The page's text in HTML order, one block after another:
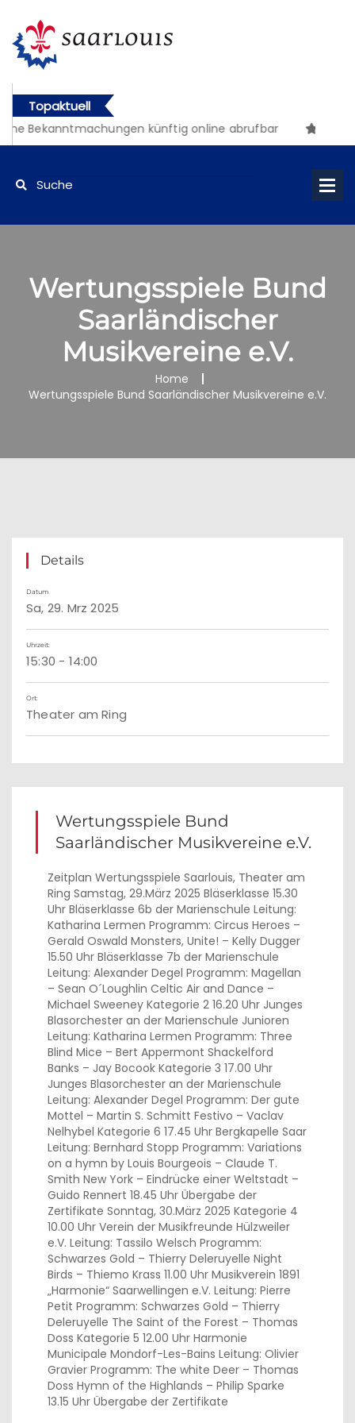
Topaktuell
Bekanntmachungen künftig online abrufbar
Wertungsspiele Bund
Saarländischer
Musikvereine e.V.
Home
Wertungsspiele Bund Saarländischer Musikvereine e.V.
Details
Datum
Sa, 29. Mrz 2025
Uhrzeit:
15:30 - 14:00
Ort:
Theater am Ring
Wertungsspiele Bund
Saarländischer Musikvereine e.V.
Zeitplan Wertungsspiele Saarlouis, Theater am
Ring Samstag, 29.März 2025 Bläserklasse 15.30
Uhr Bläserklasse 6b der Marienschule Leitung:
Katharina Lermen Programm: Circus Heroes –
Gerald Oswald Monsters, Unite! – Kelly Dugger
15.50 Uhr Bläserklasse 7b der Marienschule
Leitung: Alexander Degel Programm: Magellan
– Sean O´Loughlin Celtic Air and Dance –
Michael Sweeney Kategorie 2 16.20 Uhr Junges
Blasorchester an der Marienschule Junioren
Leitung: Katharina Lermen Programm: Three
Blind Mice – Bert Appermont Shackelford
Banks – Jay Bocook Kategorie 3 17.00 Uhr
Junges Blasorchester an der Marienschule
Leitung: Alexander Degel Programm: Der gute
Mottel – Martin S. Schmitt Festivo – Vaclav
Nelhybel Kategorie 6 17.45 Uhr Bergkapelle Saar
Leitung: Bernhard Stopp Programm: Variations
on a hymn by Louis Bourgeois – Claude T.
Smith New York – Eindrücke einer Weltstadt –
Guido Rennert 18.45 Uhr Übergabe der
Zertifikate Sonntag, 30.März 2025 Kategorie 4
10.00 Uhr Verein der Musikfreunde Hülzweiler
e.V. Leitung: Tassilo Welsch Programm:
Schwarzes Gold – Thierry Deleruyelle Night
Birds – Thiemo Krass 11.00 Uhr Musikverein 1891
„Harmonie“ Saarwellingen e.V. Leitung: Pierre
Petit Programm: Schwarzes Gold – Thierry
Deleruyelle The Saint of the Forest – Thomas
Doss Kategorie 5 12.00 Uhr Harmonie
Municipale Mondorf-Les-Bains Leitung: Olivier
Gravier Programm: The white Deer – Thomas
Doss Hymn of the Highlands – Philip Sparke
13.15 Uhr Übergabe der Zertifikate